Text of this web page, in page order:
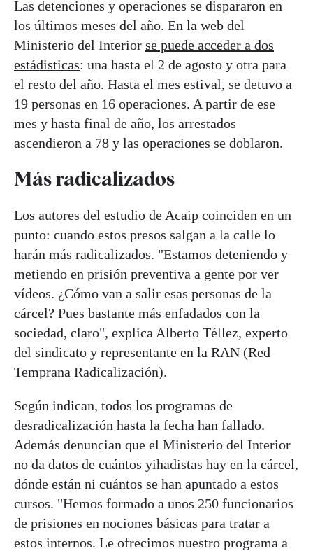
Las detenciones y operaciones se dispararon en
los últimos meses del año. En la web del
Ministerio del Interior se puede acceder a dos
estádisticas: una hasta el 2 de agosto y otra para
el resto del año. Hasta el mes estival, se detuvo a
19 personas en 16 operaciones. A partir de ese
mes y hasta final de año, los arrestados
ascendieron a 78 y las operaciones se doblaron.
Más radicalizados
Los autores del estudio de Acaip coinciden en un
punto: cuando estos presos salgan a la calle lo
harán más radicalizados. "Estamos deteniendo y
metiendo en prisión preventiva a gente por ver
vídeos. ¿Cómo van a salir esas personas de la
cárcel? Pues bastante más enfadados con la
sociedad, claro", explica Alberto Téllez, experto
del sindicato y representante en la RAN (Red
Temprana Radicalización).
Según indican, todos los programas de
desradicalización hasta la fecha han fallado.
Además denuncian que el Ministerio del Interior
no da datos de cuántos yihadistas hay en la cárcel,
dónde están ni cuántos se han apuntado a estos
cursos. "Hemos formado a unos 250 funcionarios
de prisiones en nociones básicas para tratar a
estos internos. Le ofrecimos nuestro programa a